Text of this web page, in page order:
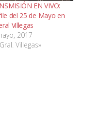
EN VIVO:
del 25 de Mayo en
Villegas
2017
Villegas»